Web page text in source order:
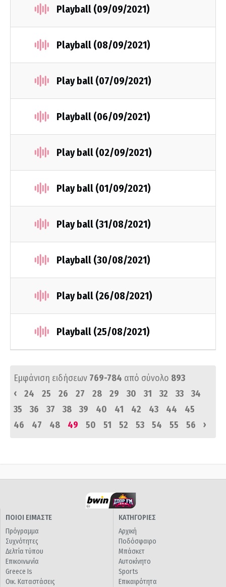
Playball (09/09/2021)
Playball (08/09/2021)
Play ball (07/09/2021)
Playball (06/09/2021)
Play ball (02/09/2021)
Play ball (01/09/2021)
Play ball (31/08/2021)
Playball (30/08/2021)
Play ball (26/08/2021)
Playball (25/08/2021)
Εμφάνιση ειδήσεων 769-784 από σύνολο 893
‹
24 25 26 27 28 29 30 31 32 33
34
35
36 37 38 39 40 41 42 43 44
45
46
47 48 49 50 51 52 53 54 55 56 ›
ΠΟΙΟΙ ΕΙΜΑΣΤΕ
Πρόγραμμα
Συχνότητες
Δελτία τύπου
Επικοινωνία
Greece Is
Οικ. Καταστάσεις
ΚΑΤΗΓΟΡΙΕΣ
Αρχική
Ποδόσφαιρο
Μπάσκετ
Αυτοκίνητο
Sports
Επικαιρότητα